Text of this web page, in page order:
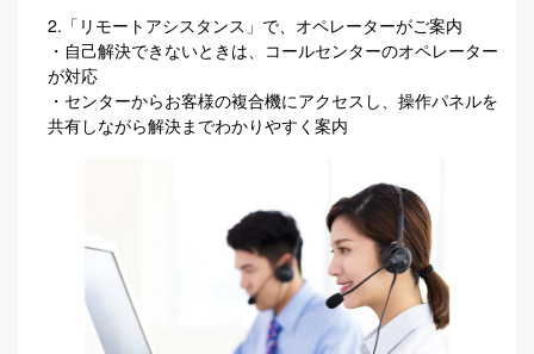
2.「リモートアシスタンス」で、オペレーターがご案内
・自己解決できないときは、コールセンターのオペレーター
が対応
・センターからお客様の複合機にアクセスし、操作パネルを
共有しながら解決までわかりやすく案内